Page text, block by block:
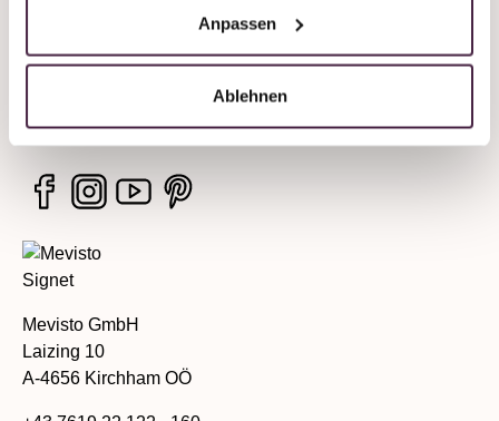
Anpassen
Ablehnen
Legal information
Mevisto GmbH
Laizing 10
A-4656 Kirchham OÖ